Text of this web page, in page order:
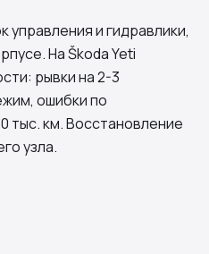
управления и гидравлики,
На Škoda Yeti
рывки на 2-3
ошибки по
тыс. км. Восстановление
узла.